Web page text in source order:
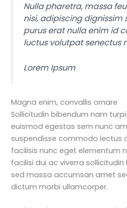
Nulla pharetra, massa
nisi, adipiscing dignissim
purus erat nulla enim id
luctus volutpat senectus
Lorem Ipsum
Magna enim, convallis ornare
Sollicitudin bibendum nam
euismod egestas sem nunc
suspendisse commodo lectus
facilisis nunc eget elementum
facilisi dui ac viverra
sed massa accumsan amet
dictum morbi ullamcorper.